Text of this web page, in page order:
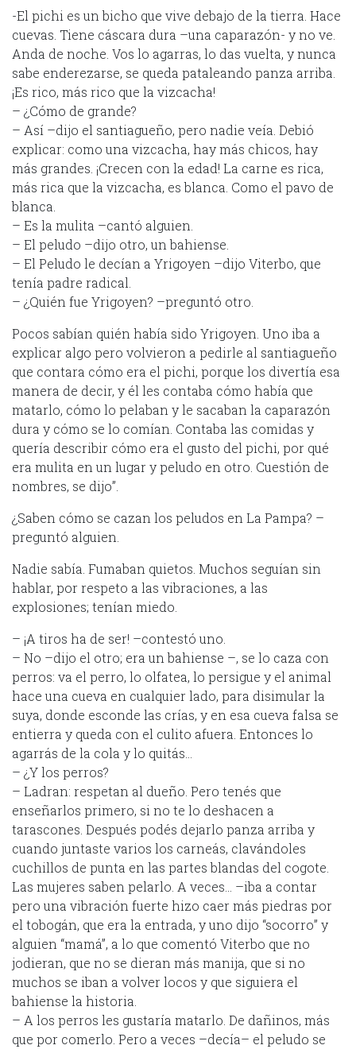
-El pichi es un bicho que vive debajo de la tierra. Hace
cuevas. Tiene cáscara dura –una caparazón- y no ve.
Anda de noche. Vos lo agarras, lo das vuelta, y nunca
sabe enderezarse, se queda pataleando panza arriba.
¡Es rico, más rico que la vizcacha!
– ¿Cómo de grande?
– Así –dijo el santiagueño, pero nadie veía. Debió
explicar: como una vizcacha, hay más chicos, hay
más grandes. ¡Crecen con la edad! La carne es rica,
más rica que la vizcacha, es blanca. Como el pavo de
blanca.
– Es la mulita –cantó alguien.
– El peludo –dijo otro, un bahiense.
– El Peludo le decían a Yrigoyen –dijo Viterbo, que
tenía padre radical.
– ¿Quién fue Yrigoyen? –preguntó otro.
Pocos sabían quién había sido Yrigoyen. Uno iba a
explicar algo pero volvieron a pedirle al santiagueño
que contara cómo era el pichi, porque los divertía esa
manera de decir, y él les contaba cómo había que
matarlo, cómo lo pelaban y le sacaban la caparazón
dura y cómo se lo comían. Contaba las comidas y
quería describir cómo era el gusto del pichi, por qué
era mulita en un lugar y peludo en otro. Cuestión de
nombres, se dijo”.
¿Saben cómo se cazan los peludos en La Pampa? –
preguntó alguien.
Nadie sabía. Fumaban quietos. Muchos seguían sin
hablar, por respeto a las vibraciones, a las
explosiones; tenían miedo.
– ¡A tiros ha de ser! –contestó uno.
– No –dijo el otro; era un bahiense –, se lo caza con
perros: va el perro, lo olfatea, lo persigue y el animal
hace una cueva en cualquier lado, para disimular la
suya, donde esconde las crías, y en esa cueva falsa se
entierra y queda con el culito afuera. Entonces lo
agarrás de la cola y lo quitás…
– ¿Y los perros?
– Ladran: respetan al dueño. Pero tenés que
enseñarlos primero, si no te lo deshacen a
tarascones. Después podés dejarlo panza arriba y
cuando juntaste varios los carneás, clavándoles
cuchillos de punta en las partes blandas del cogote.
Las mujeres saben pelarlo. A veces… –iba a contar
pero una vibración fuerte hizo caer más piedras por
el tobogán, que era la entrada, y uno dijo “socorro” y
alguien “mamá”, a lo que comentó Viterbo que no
jodieran, que no se dieran más manija, que si no
muchos se iban a volver locos y que siguiera el
bahiense la historia.
– A los perros les gustaría matarlo. De dañinos, más
que por comerlo. Pero a veces –decía– el peludo se